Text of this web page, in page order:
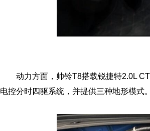
动力方面，帅铃T8搭载锐捷特2.0L
电控分时四驱系统，并提供三种地形模式。